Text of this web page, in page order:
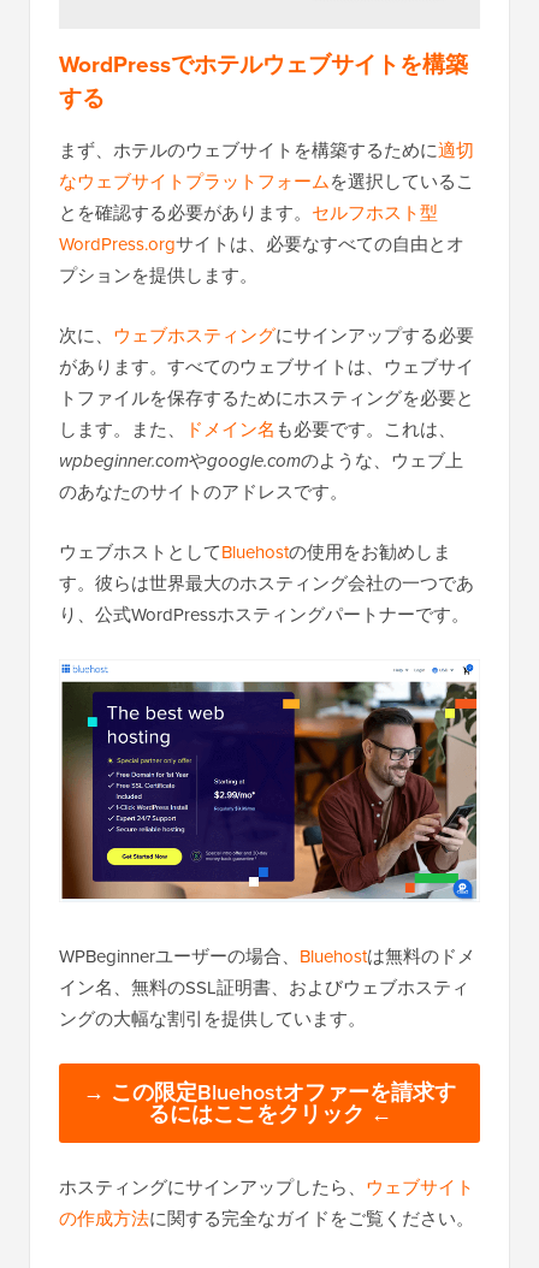
WordPressでホテルウェブサイトを構築
する
まず、ホテルのウェブサイトを構築するために適切
なウェブサイトプラットフォームを選択しているこ
とを確認する必要があります。 セルフホスト型
WordPress.orgサイトは、必要なすべての自由とオ
プションを提供します。
次に、 ウェブホスティングにサインアップする必要
があります。すべてのウェブサイトは、ウェブサイ
トファイルを保存するためにホスティングを必要と
します。また、
ドメイン名 も必要です。これは、
wpbeginner.comやgoogle.comのような、ウェブ上
のあなたのサイトのアドレスです。
ウェブホストとしてBluehostの使用をお勧めしま
す。彼らは世界最大のホスティング会社の一つであ
り、公式WordPressホスティングパートナーです。
WPBeginnerユーザーの場合、 Bluehostは無料のドメ
イン名、無料のSSL証明書、およびウェブホスティ
ングの大幅な割引を提供しています。
→ この限定Bluehostオファーを請求す
るにはここをクリック ←
ホスティングにサインアップしたら、 ウェブサイト
の作成方法に関する完全なガイドをご覧ください。